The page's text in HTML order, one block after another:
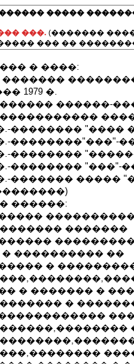
�����
���. (�������
��� ��
� ����:
�������
1979 �.
������-
��������
��������
��������
�������
������:
�������
���������� ��
�
� ������� �
�